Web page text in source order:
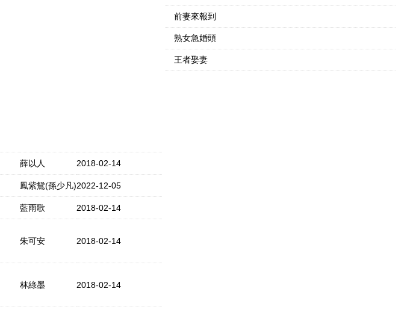
薛以人 2018-02-14
鳳紫鴛(孫少凡)2022-12-05
藍雨歌 2018-02-14
朱可安 2018-02-14
林綠墨 2018-02-14
前妻來報到
熟女急婚頭
王者娶妻